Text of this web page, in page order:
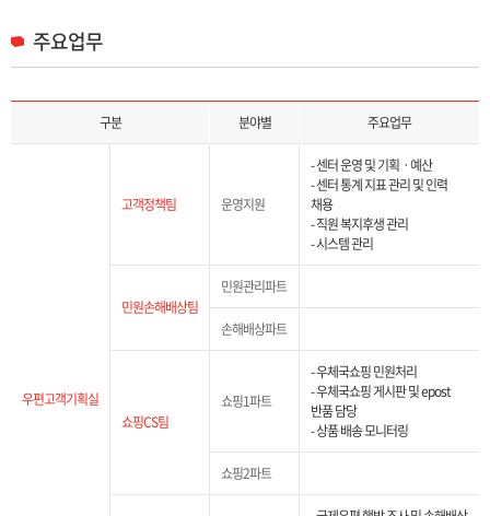
주요업무
주요업무 목록으로 구분, 분야별, 주요업무 정보 제공합니다.
구분 분야별 주요업무
우편고객기획실
고객정책팀 운영지원
- 센터 운영 및 기획ㆍ예산
- 센터 통계 지표 관리 및 인력
채용
- 직원 복지후생 관리
- 시스템 관리
민원손해배상팀
민원관리파트
손해배상파트
쇼핑CS팀
쇼핑1파트
- 우체국쇼핑 민원처리
- 우체국쇼핑 게시판 및 epost
반품 담당
- 상품 배송 모니터링
쇼핑2파트